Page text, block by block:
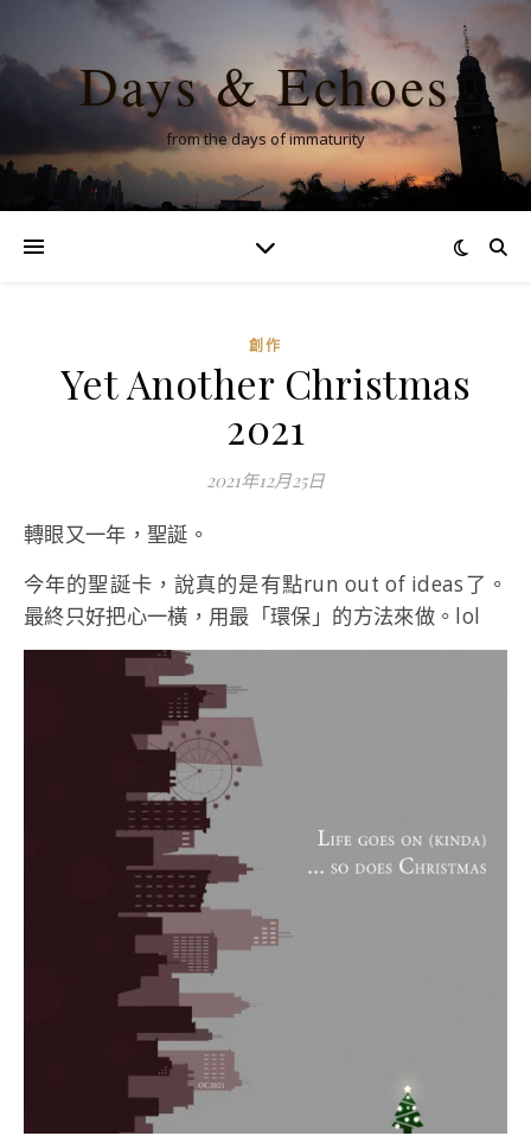
Days & Echoes
from the days of immaturity
創作
Yet Another Christmas
2021
2021年12月25日
轉眼又一年，聖誕。
今年的聖誕卡，說真的是有點run out of ideas了。
最終只好把心一橫，用最「環保」的方法來做。lol